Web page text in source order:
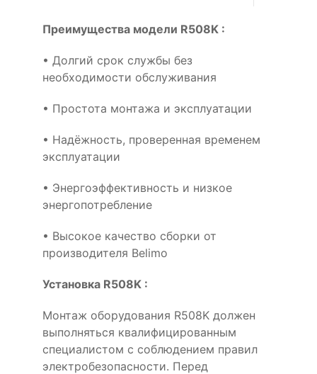
Преимущества модели R508K :
• Долгий срок службы без
необходимости обслуживания
• Простота монтажа и эксплуатации
• Надёжность, проверенная временем
эксплуатации
• Энергоэффективность и низкое
энергопотребление
• Высокое качество сборки от
производителя Belimo
Установка R508K :
Монтаж оборудования R508K должен
выполняться квалифицированным
специалистом с соблюдением правил
электробезопасности. Перед